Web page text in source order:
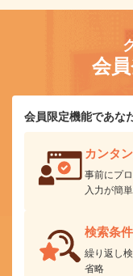
会
会員限定機能であな
カンタ
事前にプ
入力が簡
検索条
繰り返し
省略